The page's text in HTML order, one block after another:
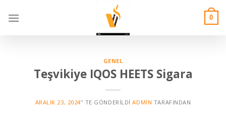
0
GENEL
Teşvikiye IQOS HEETS Sigara
ARALIK 23, 2024’' TE GÖNDERILDI ADMIN TARAFINDAN